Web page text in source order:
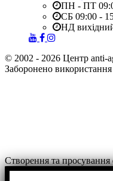
ПН - ПТ
СБ 09:00 -
НД
© 2002 - 2026 Центр anti-
Заборонено використання
Створення та